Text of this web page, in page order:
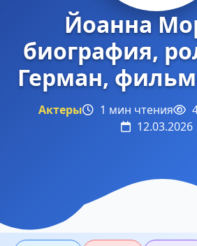
Йоанна
биография,
Герман,
Актеры 1 мин чтения
12.03.2026